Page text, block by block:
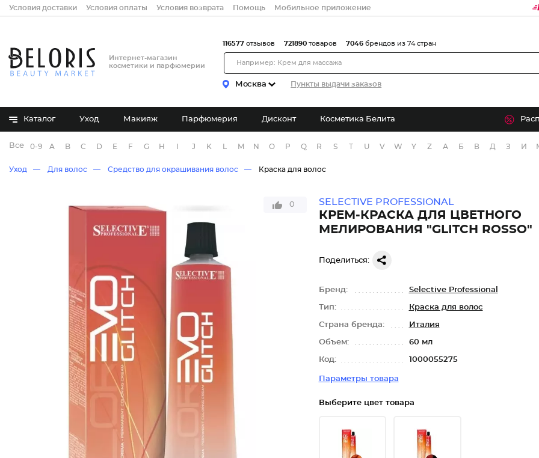
Условия доставки Условия оплаты Условия возврата Помощь Мобильное приложение
Интернет-магазин
косметики и парфюмерии
Москва Пункты выдачи заказов
116577 отзывов 721890 товаров 7046 брендов из 74 стран
Каталог Уход Макияж Парфюмерия Дисконт Косметика Белита
Все бренды
0-9 A B C D E F G H J K M N O P Q R S T U V W Y Z А Б В Д З И
Уход Для волос Средство для окрашивания волос Краска для волос
0 SELECTIVE PROFESSIONAL
КРЕМ-КРАСКА ДЛЯ ЦВЕТНОГО
МЕЛИРОВАНИЯ "GLITCH ROSSO"
Поделиться:
Бренд: Selective Professional
Тип: Краска для волос
Страна бренда: Италия
Объем: 60 мл
Код: 1000055275
Параметры товара
Выберите цвет товара